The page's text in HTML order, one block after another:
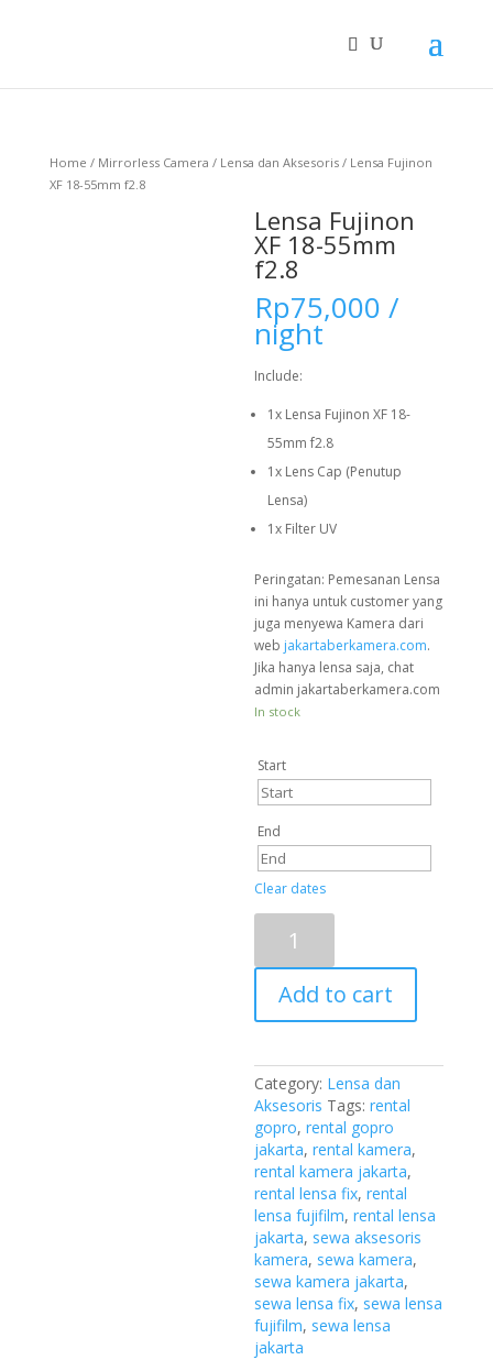
Home / Mirrorless Camera / Lensa dan Aksesoris/ Lensa Fujinon
XF 18-55mm f2.8
Lensa Fujinon
XF 18-55mm
f2.8
Rp75,000 /
night
Include:
1x Lensa Fujinon XF 18-
55mm f2.8
1x Lens Cap (Penutup
Lensa)
1x Filter UV
Peringatan: Pemesanan Lensa
ini hanya untuk customer yang
juga menyewa Kamera dari
web jakartaberkamera.com.
Jika hanya lensa saja, chat
admin jakartaberkamera.com
In stock
Start
End
Clear dates
Fujinon
XF
Add to cart
Category: Lensa dan
Aksesoris Tags:rental
gopro,rental gopro
jakarta,rental kamera,
rental kamera jakarta,
rental lensa fix,rental
lensa fujifilm,rental lensa
jakarta, sewa aksesoris
kamera, sewa kamera,
sewa kamera jakarta,
sewa lensa fix, sewa lensa
fujifilm, sewa lensa
jakarta